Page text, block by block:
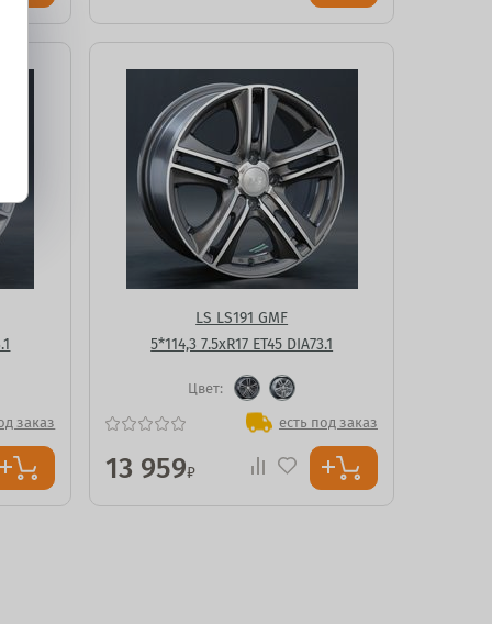
заказ
LS LS191 GMF
5*114,3 7.5xR17 ET45 DIA73.1
Цвет:
есть под заказ
13 959₽